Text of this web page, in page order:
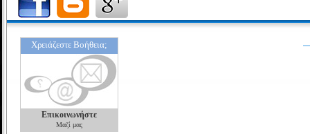
Χρειάζεστε Βοήθεια;
Επικοινωνήστε
Μαζί μας